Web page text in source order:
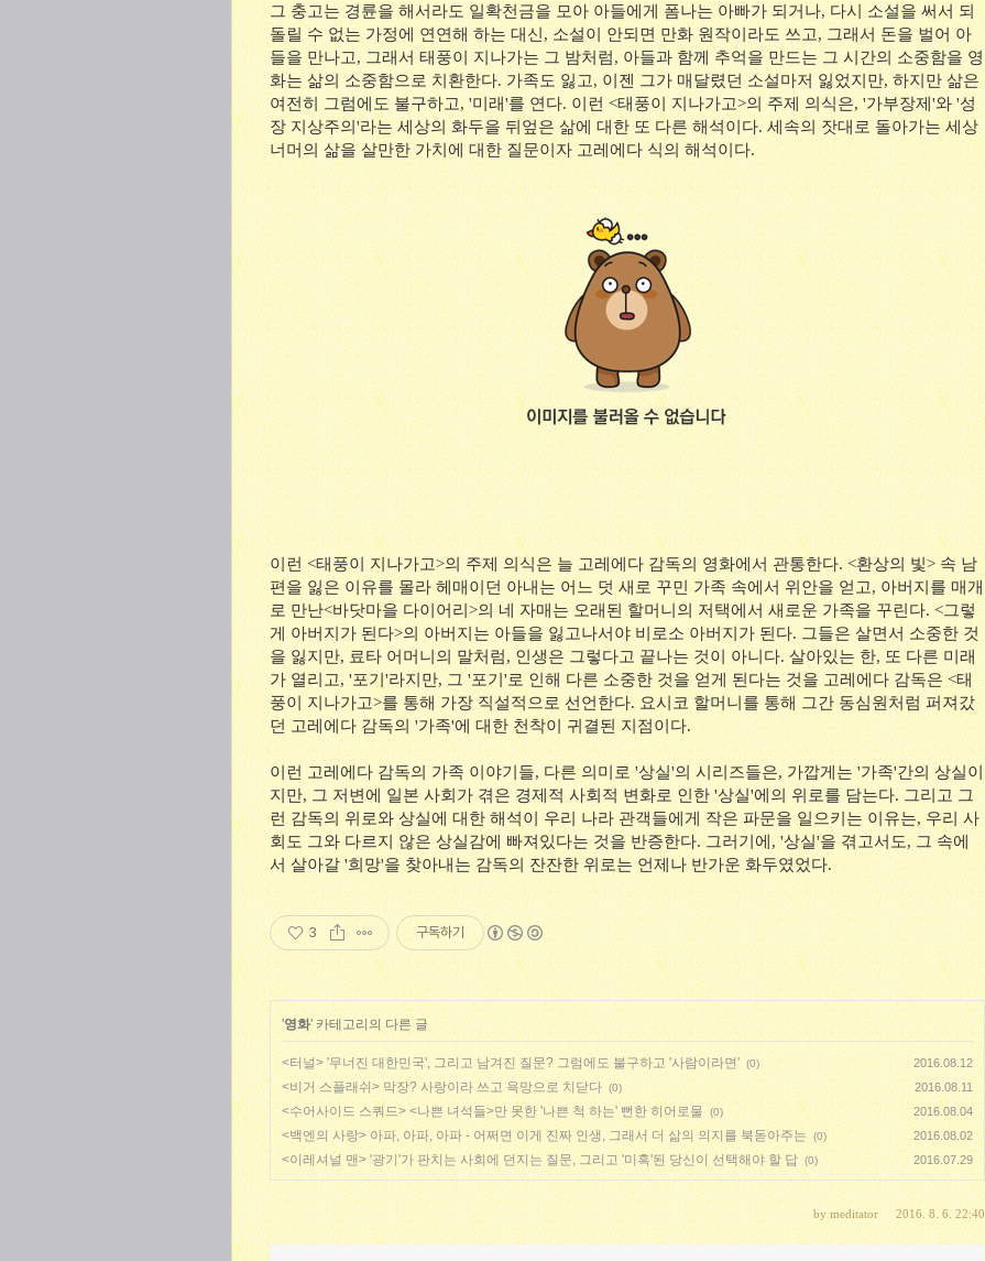
그 충고는 경륜을 해서라도 일확천금을 모아 아들에게 폼나는 아빠가 되거나, 다시 소설을 써서 되
돌릴 수 없는 가정에 연연해 하는 대신, 소설이 안되면 만화 원작이라도 쓰고, 그래서 돈을 벌어 아
들을 만나고, 그래서 태풍이 지나가는 그 밤처럼, 아들과 함께 추억을 만드는 그 시간의 소중함을 영
화는 삶의 소중함으로 치환한다. 가족도 잃고, 이젠 그가 매달렸던 소설마저 잃었지만, 하지만 삶은
여전히 그럼에도 불구하고, '미래'를 연다. 이런 <태풍이 지나가고>의 주제 의식은, '가부장제'와 '성
장 지상주의'라는 세상의 화두을 뒤엎은 삶에 대한 또 다른 해석이다. 세속의 잣대로 돌아가는 세상
너머의 삶을 살만한 가치에 대한 질문이자 고레에다 식의 해석이다.
이런 <태풍이 지나가고>의 주제 의식은 늘 고레에다 감독의 영화에서 관통한다. <환상의 빛> 속 남
편을 잃은 이유를 몰라 헤매이던 아내는 어느 덧 새로 꾸민 가족 속에서 위안을 얻고, 아버지를 매개
로 만난<바닷마을 다이어리>의 네 자매는 오래된 할머니의 저택에서 새로운 가족을 꾸린다. <그렇
게 아버지가 된다>의 아버지는 아들을 잃고나서야 비로소 아버지가 된다. 그들은 살면서 소중한 것
을 잃지만, 료타 어머니의 말처럼, 인생은 그렇다고 끝나는 것이 아니다. 살아있는 한, 또 다른 미래
가 열리고, '포기'라지만, 그 '포기'로 인해 다른 소중한 것을 얻게 된다는 것을 고레에다 감독은 <태
풍이 지나가고>를 통해 가장 직설적으로 선언한다. 요시코 할머니를 통해 그간 동심원처럼 퍼져갔
던 고레에다 감독의 '가족'에 대한 천착이 귀결된 지점이다.
이런 고레에다 감독의 가족 이야기들, 다른 의미로 '상실'의 시리즈들은, 가깝게는 '가족'간의 상실이
지만, 그 저변에 일본 사회가 겪은 경제적 사회적 변화로 인한 '상실'에의 위로를 담는다. 그리고 그
런 감독의 위로와 상실에 대한 해석이 우리 나라 관객들에게 작은 파문을 일으키는 이유는, 우리 사
회도 그와 다르지 않은 상실감에 빠져있다는 것을 반증한다. 그러기에, '상실'을 겪고서도, 그 속에
서 살아갈 '희망'을 찾아내는 감독의 잔잔한 위로는 언제나 반가운 화두였었다.
3 구독하기
'영화' 카테고리의 다른 글
<터널> '무너진 대한민국', 그리고 남겨진 질문? 그럼에도 불구하고 '사람이라면' (0) 2016.08.12
<비거 스플래쉬> 막장? 사랑이라 쓰고 욕망으로 치닫다 (0) 2016.08.11
<수어사이드 스쿼드> <나쁜 녀석들>만 못한 '나쁜 척 하는' 뻔한 히어로물 (0) 2016.08.04
<백엔의 사랑> 아파, 아파, 아파 - 어쩌면 이게 진짜 인생, 그래서 더 삶의 의지를 북돋아주는 (0) 2016.08.02
<이레셔널 맨> '광기'가 판치는 사회에 던지는 질문, 그리고 '미혹'된 당신이 선택해야 할 답 (0) 2016.07.29
bymeditator 2016. 8. 6. 22:40